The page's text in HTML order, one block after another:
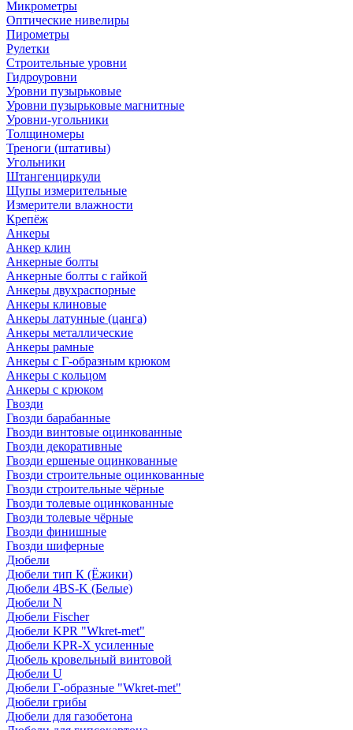
Микрометры
Оптические нивелиры
Пирометры
Рулетки
Строительные уровни
Гидроуровни
Уровни пузырьковые
Уровни пузырьковые магнитные
Уровни-угольники
Толщиномеры
Треноги (штативы)
Угольники
Штангенциркули
Щупы измерительные
Измерители влажности
Крепёж
Анкеры
Анкер клин
Анкерные болты
Анкерные болты с гайкой
Анкеры двухраспорные
Анкеры клиновые
Анкеры латунные (цанга)
Анкеры металлические
Анкеры рамные
Анкеры с Г-образным крюком
Анкеры с кольцом
Анкеры с крюком
Гвозди
Гвозди барабанные
Гвозди винтовые оцинкованные
Гвозди декоративные
Гвозди ершеные оцинкованные
Гвозди строительные оцинкованные
Гвозди строительные чёрные
Гвозди толевые оцинкованные
Гвозди толевые чёрные
Гвозди финишные
Гвозди шиферные
Дюбели
Дюбели тип К (Ёжики)
Дюбели 4BS-K (Белые)
Дюбели N
Дюбели Fischer
Дюбели KPR "Wkret-met"
Дюбели KPR-Х усиленные
Дюбель кровельный винтовой
Дюбели U
Дюбели Г-образные "Wkret-met"
Дюбели грибы
Дюбели для газобетона